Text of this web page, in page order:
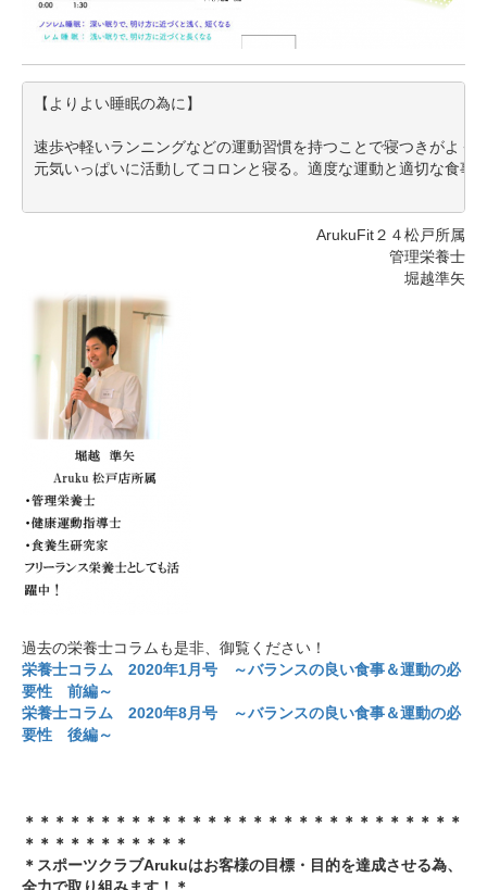
【よりよい睡眠の為に】
速歩や軽いランニングなどの運動習慣を持つことで寝つきがよ
元気いっぱいに活動してコロンと寝る。適度な運動と適切な食事
ArukuFit２４松戸所属
管理栄養士
堀越準矢
過去の栄養士コラムも是非、御覧ください！
栄養士コラム 2020年1月号 ～バランスの良い食事＆運動の必
要性 前編～
栄養士コラム 2020年8月号 ～バランスの良い食事＆運動の必
要性 後編～
＊＊＊＊＊＊＊＊＊＊＊＊＊＊＊＊＊＊＊＊＊＊＊＊＊＊＊＊＊
＊＊＊＊＊＊＊＊＊＊＊
＊スポーツクラブArukuはお客様の目標・目的を達成させる為、
全力で取り組みます！＊